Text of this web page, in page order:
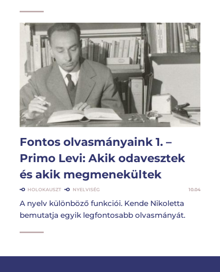
Fontos olvasmányaink 1. –
Primo Levi: Akik odavesztek
és akik megmenekültek
HOLOKAUSZT NYELVISÉG 10.04
A nyelv különböző funkciói. Kende Nikoletta
bemutatja egyik legfontosabb olvasmányát.